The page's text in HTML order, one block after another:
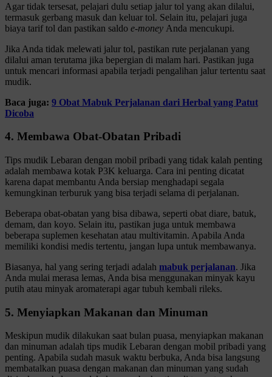
Agar tidak tersesat, pelajari dulu setiap jalur tol yang akan dilalui,
termasuk gerbang masuk dan keluar tol. Selain itu, pelajari juga
biaya tarif tol dan pastikan saldo e-money Anda mencukupi.
Jika Anda tidak melewati jalur tol, pastikan rute perjalanan yang
dilalui aman terutama jika bepergian di malam hari. Pastikan juga
untuk mencari informasi apabila terjadi pengalihan jalur tertentu saat
mudik.
Baca juga: 9 Obat Mabuk Perjalanan dari Herbal yang Patut
Dicoba
4. Membawa Obat-Obatan Pribadi
Tips mudik Lebaran dengan mobil pribadi yang tidak kalah penting
adalah membawa kotak P3K keluarga. Cara ini penting dicatat
karena dapat membantu Anda bersiap menghadapi segala
kemungkinan terburuk yang bisa terjadi selama di perjalanan.
Beberapa obat-obatan yang bisa dibawa, seperti obat diare, batuk,
demam, dan koyo. Selain itu, pastikan juga untuk membawa
beberapa suplemen kesehatan atau multivitamin. Apabila Anda
memiliki kondisi medis tertentu, jangan lupa untuk membawanya.
Biasanya, hal yang sering terjadi adalah mabuk perjalanan. Jika
Anda mulai merasa lemas, Anda bisa menggunakan minyak kayu
putih atau minyak aromaterapi agar tubuh kembali rileks.
5. Menyiapkan Makanan dan Minuman
Meskipun mudik dilakukan saat bulan puasa, menyiapkan makanan
dan minuman adalah tips mudik Lebaran dengan mobil pribadi yang
penting. Apabila sudah masuk waktu berbuka, Anda bisa langsung
membatalkan puasa dengan makanan dan minuman yang sudah